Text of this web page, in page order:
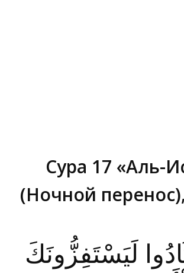
Сура 17 «Аль-
(Ночной
لَيَسْتَفِزُّونَكَ